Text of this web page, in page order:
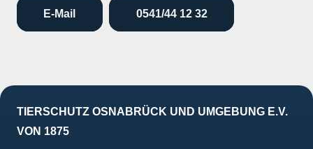
E-Mail 0541/44 12 32
TIERSCHUTZ OSNABRÜCK UND UMGEBUNG E.V.
VON 1875